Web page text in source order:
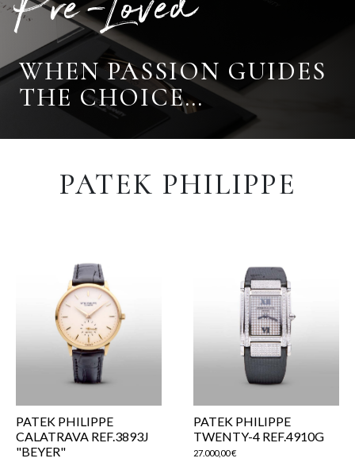
WHEN PASSION GUIDES
THE CHOICE…
PATEK PHILIPPE
PATEK PHILIPPE
CALATRAVA REF.3893J
"BEYER"
PATEK PHILIPPE
TWENTY-4 REF.4910G
27.000,00€